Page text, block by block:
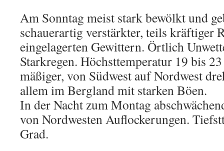
Am Sonntag meist stark bewölkt und
schauerartig verstärkter, teils kräftiger
eingelagerten Gewittern. Örtlich
Starkregen. Höchsttemperatur 19 bis
mäßiger, von Südwest auf Nordwest
allem im Bergland mit starken Böen.
In der Nacht zum Montag
von Nordwesten Auflockerungen.
Grad.